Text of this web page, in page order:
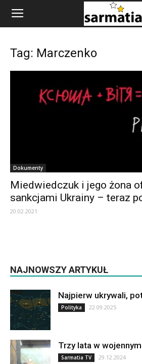
Tag: Marczenko
Dokumenty
Miedwiedczuk i jego żona
sankcjami Ukrainy – teraz
20.02.2021
NAJNOWSZY ARTYKUŁ
Najpierw ukrywali,
Polityka 22.09.2025
Trzy lata w
Sarmatia TV 29.12.2024